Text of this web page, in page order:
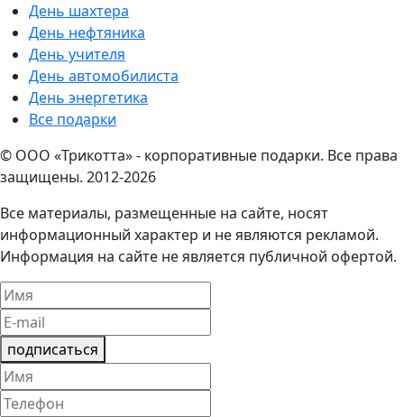
День шахтера
День нефтяника
День учителя
День автомобилиста
День энергетика
Все подарки
© ООО «Трикотта» - корпоративные подарки. Все права
защищены. 2012-2026
Все материалы, размещенные на сайте, носят
информационный характер и не являются рекламой.
Информация на сайте не является публичной офертой.
подписаться